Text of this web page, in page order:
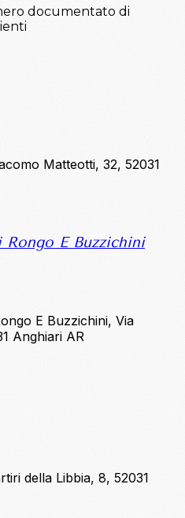
documentato di
Matteotti, 32, 52031
E Buzzichini
E Buzzichini, Via
Anghiari AR
della Libbia, 8, 52031